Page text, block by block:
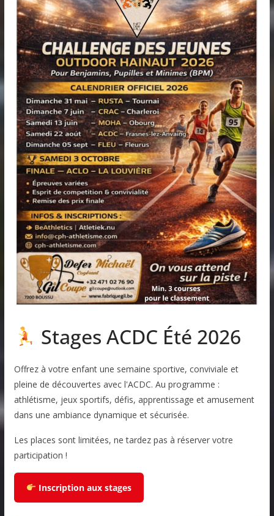
Stages ACDC Été 2026
Offrez à votre enfant une semaine sportive, conviviale et
pleine de découvertes avec l'ACDC. Au programme :
athlétisme, jeux sportifs, défis, apprentissage et amusement
dans une ambiance dynamique et sécurisée.
Les places sont limitées, ne tardez pas à réserver votre
participation !
Inscription aux stages